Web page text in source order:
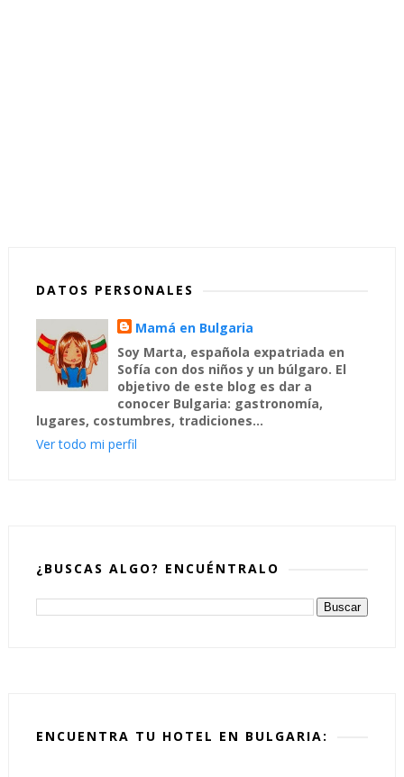
DATOS PERSONALES
Mamá en Bulgaria
Soy Marta, española expatriada en
Sofía con dos niños y un búlgaro. El
objetivo de este blog es dar a
conocer Bulgaria: gastronomía,
lugares, costumbres, tradiciones...
Ver todo mi perfil
¿BUSCAS ALGO? ENCUÉNTRALO
ENCUENTRA TU HOTEL EN BULGARIA: